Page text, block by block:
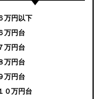
万円以下
万円台
万円台
万円台
万円台
０万円台